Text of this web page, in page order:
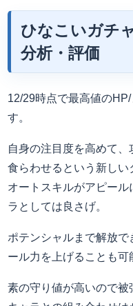
ひなこいガチ
分析・評価
12/29時点で最高値の
す。
自身の注目度を高めて
食らわせるという新しい
オートスキルがアピー
ラとしては良さげ。
ポテンシャルまで解放
ール力を上げることも可
素の守り値が高いので